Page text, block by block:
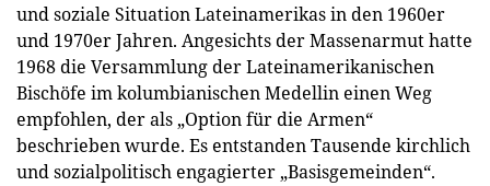
und soziale Situation Lateinamerikas in den 1960er
und 1970er Jahren. Angesichts der Massenarmut hatte
1968 die Versammlung der Lateinamerikanischen
Bischöfe im kolumbianischen Medellin einen Weg
empfohlen, der als „Option für die Armen“
beschrieben wurde. Es entstanden Tausende kirchlich
und sozialpolitisch engagierter „Basisgemeinden“.